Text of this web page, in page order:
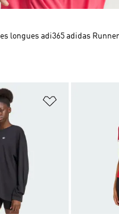
Ajouter à la
longues adi365 adidas